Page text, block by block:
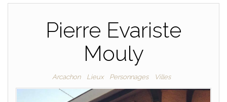
Pierre Evariste
Mouly
Arcachon Lieux Personnages Villes